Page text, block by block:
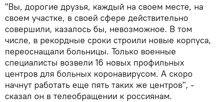
"Вы, дорогие друзья, каждый на своем месте, на
своем участке, в своей сфере действительно
совершили, казалось бы, невозможное. В том
числе, в рекордные сроки строили новые корпуса,
переоснащали больницы. Только военные
специалисты возвели 16 новых профильных
центров для больных коронавирусом. А скоро
начнут работать еще пять таких же центров", -
сказал он в телеобращении к россиянам.